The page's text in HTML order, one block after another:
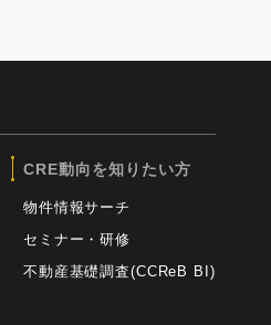
CRE動向を知りたい方
物件情報サーチ
セミナー・研修
不動産基礎調査(CCReB BI)